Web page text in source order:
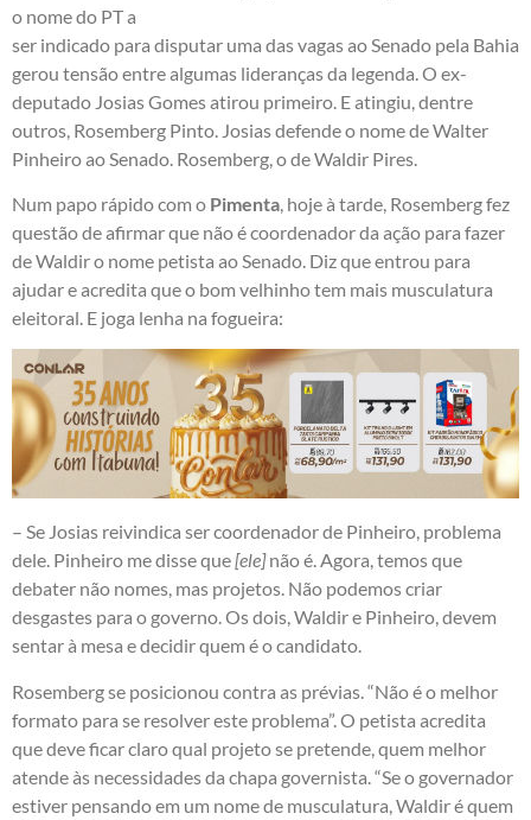
o nome do PT a
ser indicado para disputar uma das vagas ao Senado pela Bahia
gerou tensão entre algumas lideranças da legenda. O ex-
deputado Josias Gomes atirou primeiro. E atingiu, dentre
outros, Rosemberg Pinto. Josias defende o nome de Walter
Pinheiro ao Senado. Rosemberg, o de Waldir Pires.
Num papo rápido com o Pimenta, hoje à tarde, Rosemberg fez
questão de afirmar que não é coordenador da ação para fazer
de Waldir o nome petista ao Senado. Diz que entrou para
ajudar e acredita que o bom velhinho tem mais musculatura
eleitoral. E joga lenha na fogueira:
– Se Josias reivindica ser coordenador de Pinheiro, problema
dele. Pinheiro me disse que[ele]não é. Agora, temos que
debater não nomes, mas projetos. Não podemos criar
desgastes para o governo. Os dois, Waldir e Pinheiro, devem
sentar à mesa e decidir quem é o candidato.
Rosemberg se posicionou contra as prévias. “Não é o melhor
formato para se resolver este problema”. O petista acredita
que deve ficar claro qual projeto se pretende, quem melhor
atende às necessidades da chapa governista. “Se o governador
estiver pensando em um nome de musculatura, Waldir é quem